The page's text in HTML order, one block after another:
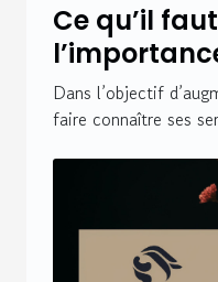
Ce qu’il
Dans l’objectif
faire connaître ses